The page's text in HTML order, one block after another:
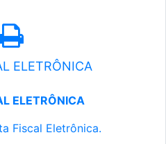
ELETRÔNICA
ELETRÔNICA
Fiscal Eletrônica.